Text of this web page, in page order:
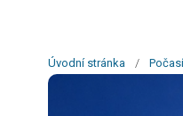
Úvodní stránka /